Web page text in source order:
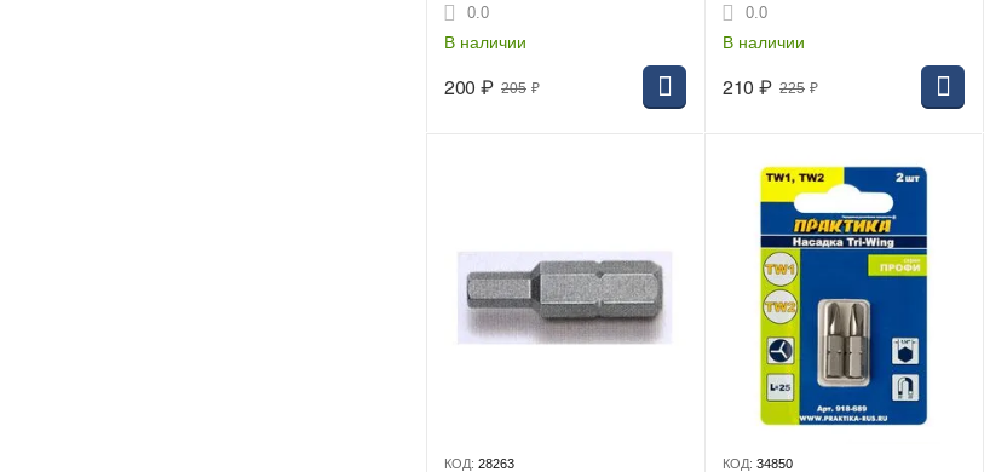
0.0
В наличии
205 ₽
200 ₽
0.0
В наличии
225 ₽
210 ₽
КОД: 28263 КОД: 34850